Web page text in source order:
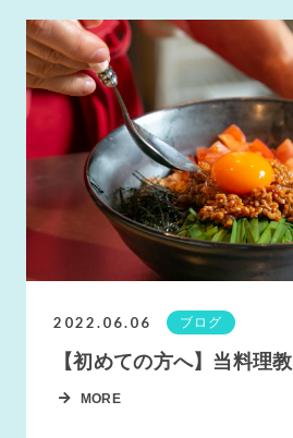
2022.06.06 ブログ
【初めての方へ】当料理
MORE